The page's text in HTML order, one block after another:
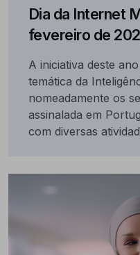
Dia da Internet
fevereiro de
A iniciativa deste
temática da
nomeadamente os
assinalada em
com diversas